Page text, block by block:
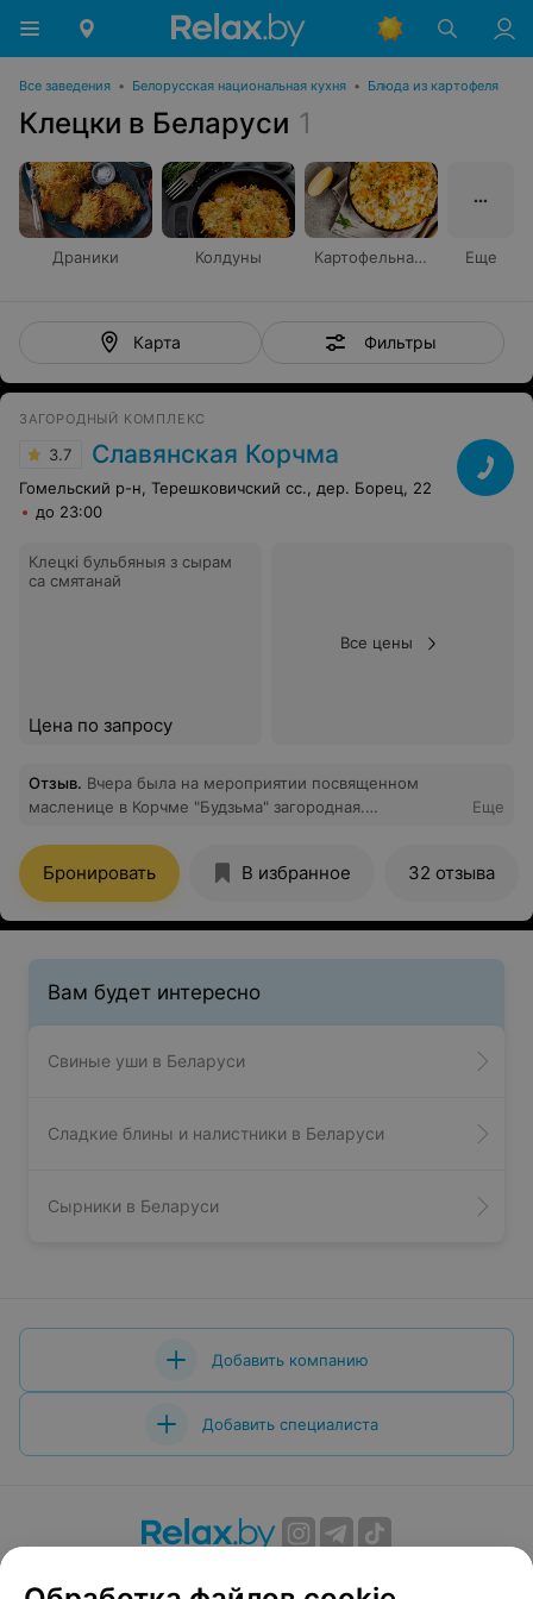
Все заведения • Белорусская национальная кухня • Блюда из картофеля
Клецки в Беларуси 1
Драники Колдуны Картофельная бабка Еще
Карта Фильтры
ЗАГОРОДНЫЙ КОМПЛЕКС
3.7 Славянская Корчма
Гомельский р-н, Терешковичский сс., дер. Борец, 22
до 23:00
Клецкi бульбяныя з сырам
са смятанай
Цена по запросу
Все цены
Отзыв. Вчера была на мероприятии посвященном
масленице в Корчме "Будзьма" загородная.
Развлечений было очень много, все они безумно
понравились. Хотелось бы выделить рыцарей, я
осталась под впечатлением! Кухня Корчмы "Будзьма"
домашняя, все так же очень вкусно. Хотелось бы
Рекомендую!
Еще
Бронировать В избранное 32 отзыва
Вам будет интересно
Свиные уши в Беларуси
Сладкие блины и налистники в Беларуси
Сырники в Беларуси
Добавить компанию
Добавить специалиста